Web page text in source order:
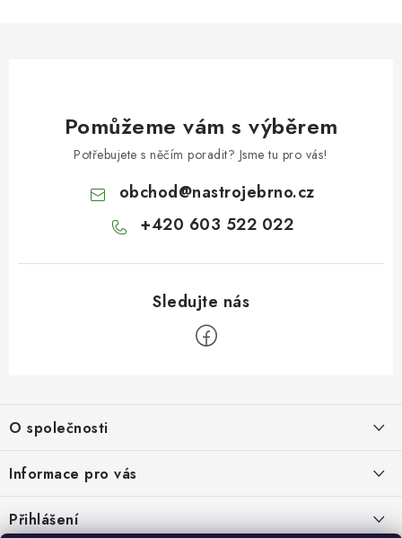
Pomůžeme vám s výběrem
Potřebujete s něčím poradit? Jsme tu pro vás!
obchod@nastrojebrno.cz
+420 603 522 022
p
a
O společnosti
O nás
Recenze zákazníků
Informace pro vás
Obchodní podmínky
Přihlášení